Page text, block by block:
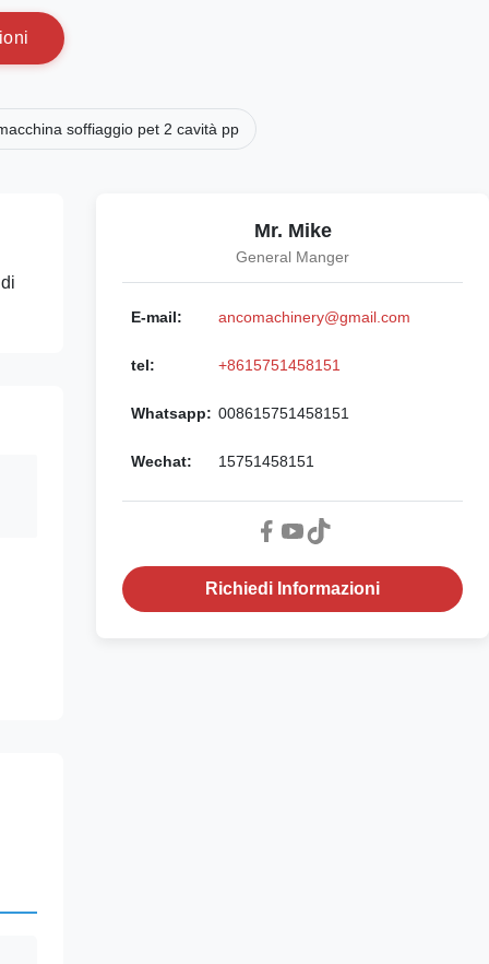
oni
soffiaggio pet 2 cavità pp
Mr. Mike
General Manger
E-mail: ancomachinery@gmail.com
tel: +8615751458151
Whatsapp: 008615751458151
Wechat: 15751458151
Richiedi Informazioni